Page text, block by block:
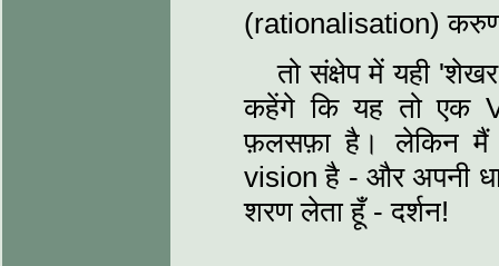
(rationalisation)
तो संक्षेप में यही
कहेंगे कि यह तो एक
फ़लसफ़ा है। लेकिन मैं
vision है - और अपनी
शरण लेता हूँ - दर्शन!